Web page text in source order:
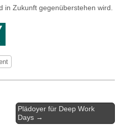
in Zukunft gegenüberstehen wird.
Plädoyer für Deep Work
Days →